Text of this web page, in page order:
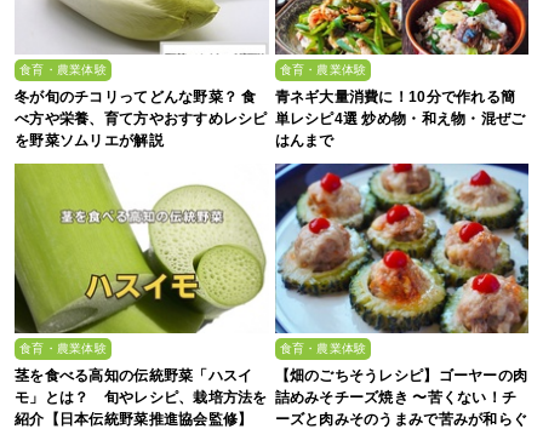
食育・農業体験
冬が旬のチコリってどんな野菜？ 食
べ方や栄養、育て方やおすすめレシピ
を野菜ソムリエが解説
食育・農業体験
青ネギ大量消費に！10分で作れる簡
単レシピ4選 炒め物・和え物・混ぜご
はんまで
食育・農業体験
茎を食べる高知の伝統野菜「ハスイ
モ」とは？ 旬やレシピ、栽培方法を
紹介【日本伝統野菜推進協会監修】
食育・農業体験
【畑のごちそうレシピ】ゴーヤーの肉
詰めみそチーズ焼き 〜苦くない！チ
ーズと肉みそのうまみで苦みが和らぐ